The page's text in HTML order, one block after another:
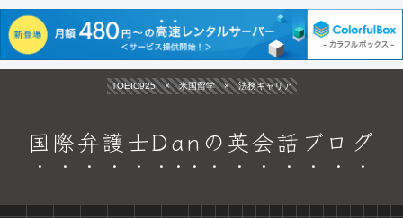
TOEIC925 × 米国留学 × 法務キャリア
国際弁護士Danの英会話ブログ